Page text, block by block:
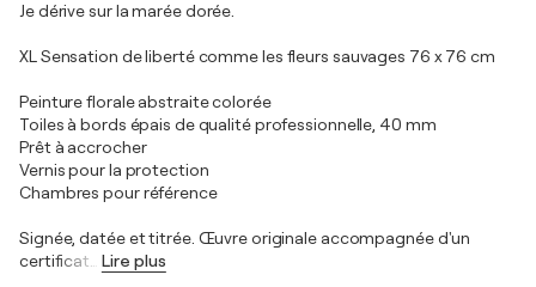
Je dérive sur la marée dorée.
XL Sensation de liberté comme les fleurs sauvages 76 x 76 cm
Peinture florale abstraite colorée
Toiles à bords épais de qualité professionnelle, 40 mm
Prêt à accrocher
Vernis pour la protection
Chambres pour référence
Signée, datée et titrée. Œuvre originale accompagnée d'un
certificat… Lire plus